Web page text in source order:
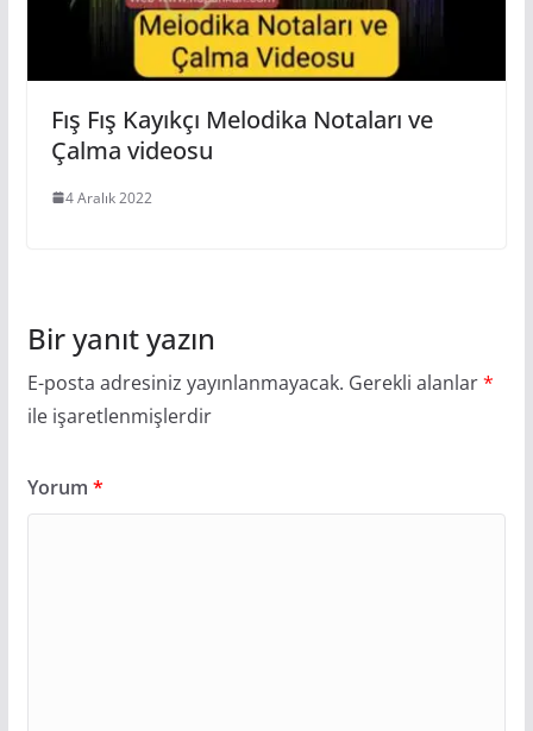
Fış Fış Kayıkçı Melodika Notaları ve
Çalma videosu
4 Aralık 2022
Bir yanıt yazın
E-posta adresiniz yayınlanmayacak. Gerekli alanlar*
ile işaretlenmişlerdir
Yorum *